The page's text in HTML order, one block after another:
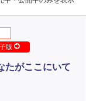
版
がここにいて